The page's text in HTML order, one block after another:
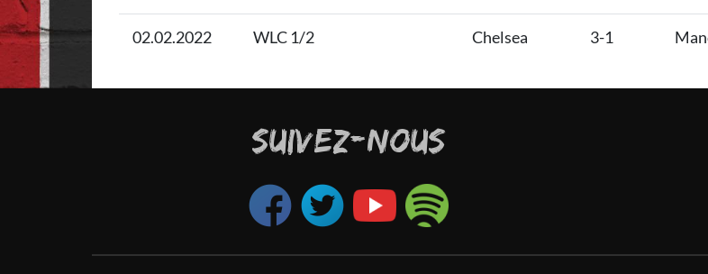
02.02.2022 WLC 1/2 Chelsea 3-1
SUIVEZ-NOUS